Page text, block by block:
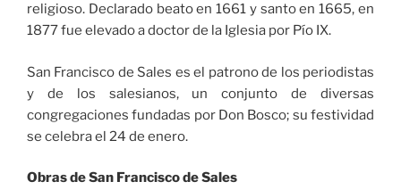
religioso. Declarado beato en 1661 y santo en 1665, en
1877 fue elevado a doctor de la Iglesia por Pío IX.
San Francisco de Sales es el patrono de los periodistas
y de los salesianos, un conjunto de diversas
congregaciones fundadas por Don Bosco; su festividad
se celebra el 24 de enero.
Obras de San Francisco de Sales